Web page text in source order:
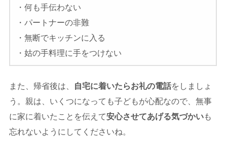
・何も手伝わない
・パートナーの非難
・無断でキッチンに入る
・姑の手料理に手をつけない
また、帰省後は、 自宅に着いたらお礼の電話をしましょ
う。親は、いくつになっても子どもが心配なので、無事
に家に着いたことを伝えて安心させてあげる気づかいも
忘れないようにしてくださいね。